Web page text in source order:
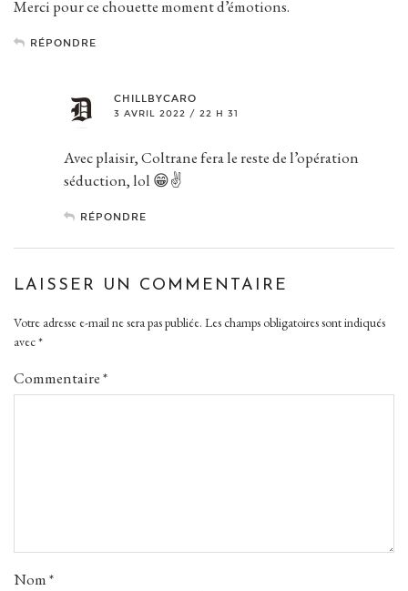
Merci pour ce chouette moment d’émotions.
RÉPONDRE
CHILLBYCARO
3 AVRIL 2022 / 22 H 31
Avec plaisir, Coltrane fera le reste de l’opération
séduction, lol 😁✌️
RÉPONDRE
LAISSER UN COMMENTAIRE
Votre adresse e-mail ne sera pas publiée. Les champs obligatoires sont indiqués
avec*
Commentaire*
Nom*